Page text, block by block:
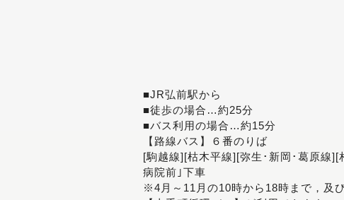
■JR弘前駅から
■徒歩の場合…約25分
■バス利用の場合…約15分
【路線バス】６番のりば
[駒越線][枯木平線][弥生･新岡･葛原線
病院前｣下車
※4月～11月の10時から18時まで，及